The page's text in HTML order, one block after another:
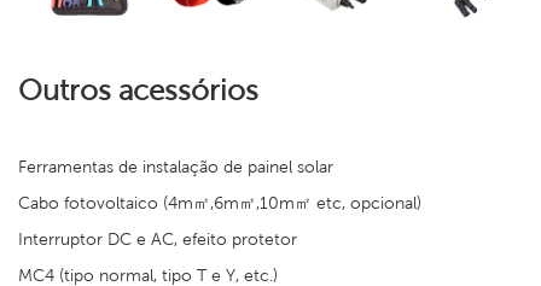
Outros acessórios
Ferramentas de instalação de painel solar
Cabo fotovoltaico (4m㎡,6m㎡,10m㎡ etc, opcional)
Interruptor DC e AC, efeito protetor
MC4 (tipo normal, tipo T e Y, etc.)